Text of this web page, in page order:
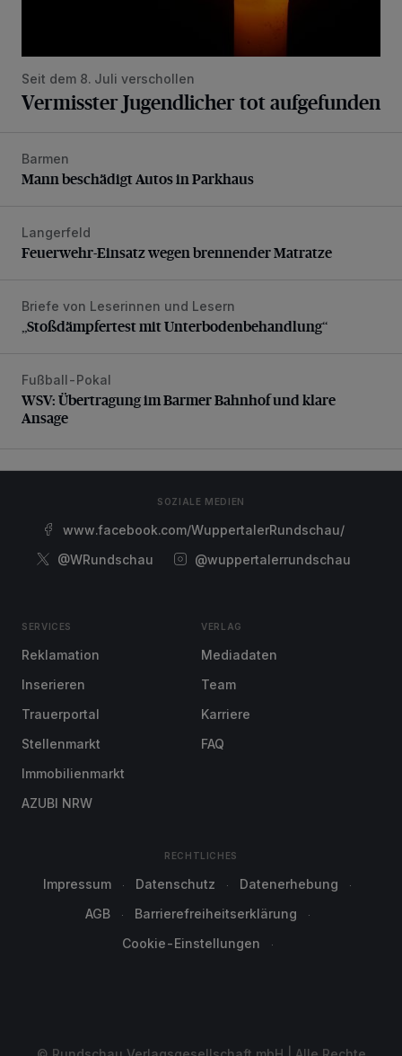
Seit dem 8. Juli verschollen
Vermisster Jugendlicher tot aufgefunden
Mann beschädigt Autos in Parkhaus
Barmen
Mann beschädigt Autos in Parkhaus
Feuerwehr-Einsatz wegen brennender Matratze
Langerfeld
Feuerwehr-Einsatz wegen brennender Matratze
„Stoßdämpfertest mit Unterbodenbehandlung“
Briefe von Leserinnen und Lesern
„Stoßdämpfertest mit Unterbodenbehandlung“
WSV: Übertragung im Barmer Bahnhof und klare Ansage
Fußball-Pokal
WSV: Übertragung im Barmer Bahnhof und klare
Ansage
SOZIALE MEDIEN
www.facebook.com/WuppertalerRundschau/
@WRundschau
@wuppertalerrundschau
SERVICES
Reklamation
Inserieren
Trauerportal
Stellenmarkt
Immobilienmarkt
AZUBI NRW
VERLAG
Mediadaten
Team
Karriere
FAQ
RECHTLICHES
Impressum Datenschutz
Datenerhebung
AGB
Barrierefreiheitserklärung
Cookie-Einstellungen